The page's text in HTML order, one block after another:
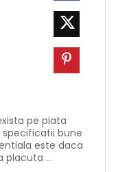
pe piata
bune
este daca
placuta ...